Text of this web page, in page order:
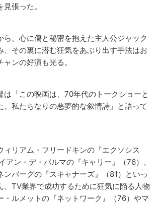
張った。
、心に傷と秘密を抱えた主人公ジャック
、その裏に潜む狂気をあぶり出す手法はお
ンの好演も光る。
「この映画は、70年代のトークショーと
、私たちなりの悪夢的な叙情詩」と語って
リアム・フリードキンの『エクソシス
アン・デ・パルマの『キャリー』（76）、
ンバーグの『スキャナーズ』（81）といっ
、TV業界で成功するために狂気に陥る人物
・ルメットの『ネットワーク』（76）やマ